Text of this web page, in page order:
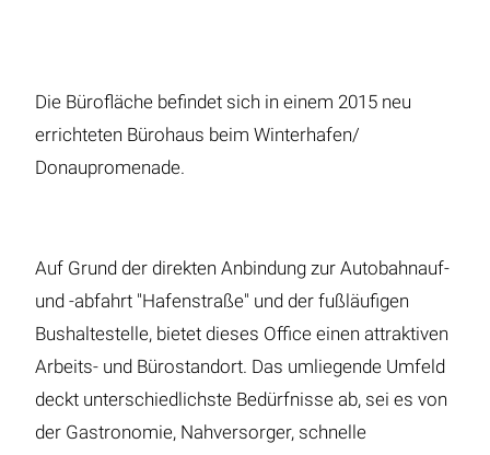
Die Bürofläche befindet sich in einem 2015 neu
errichteten Bürohaus beim Winterhafen/
Donaupromenade.
Auf Grund der direkten Anbindung zur Autobahnauf-
und -abfahrt "Hafenstraße" und der fußläufigen
Bushaltestelle, bietet dieses Office einen attraktiven
Arbeits- und Bürostandort. Das umliegende Umfeld
deckt unterschiedlichste Bedürfnisse ab, sei es von
der Gastronomie, Nahversorger, schnelle